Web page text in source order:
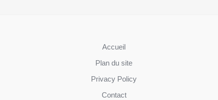
Accueil
Plan du site
Privacy Policy
Contact